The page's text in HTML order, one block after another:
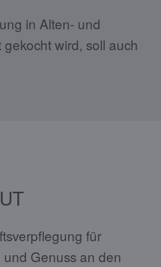
in Alten- und
wird, soll auch
für
Genuss an den